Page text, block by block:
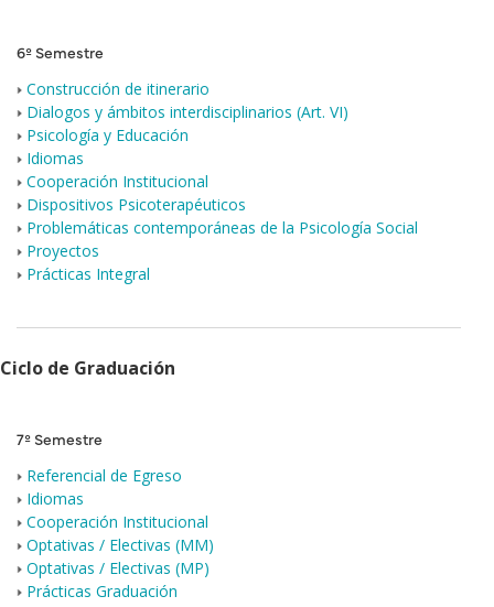
6º Semestre
Construcción de itinerario
Dialogos y ámbitos interdisciplinarios (Art. VI)
Psicología y Educación
Idiomas
Cooperación Institucional
Dispositivos Psicoterapéuticos
Problemáticas contemporáneas de la Psicología Social
Proyectos
Prácticas Integral
Ciclo de Graduación
7º Semestre
Referencial de Egreso
Idiomas
Cooperación Institucional
Optativas / Electivas (MM)
Optativas / Electivas (MP)
Prácticas Graduación